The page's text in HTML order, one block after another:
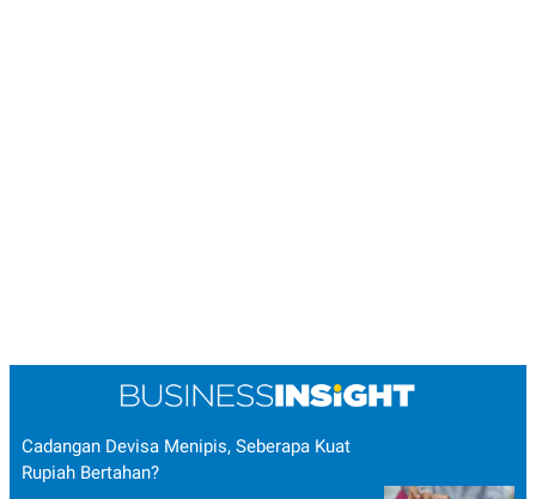
Cadangan Devisa Menipis, Seberapa Kuat
Rupiah Bertahan?